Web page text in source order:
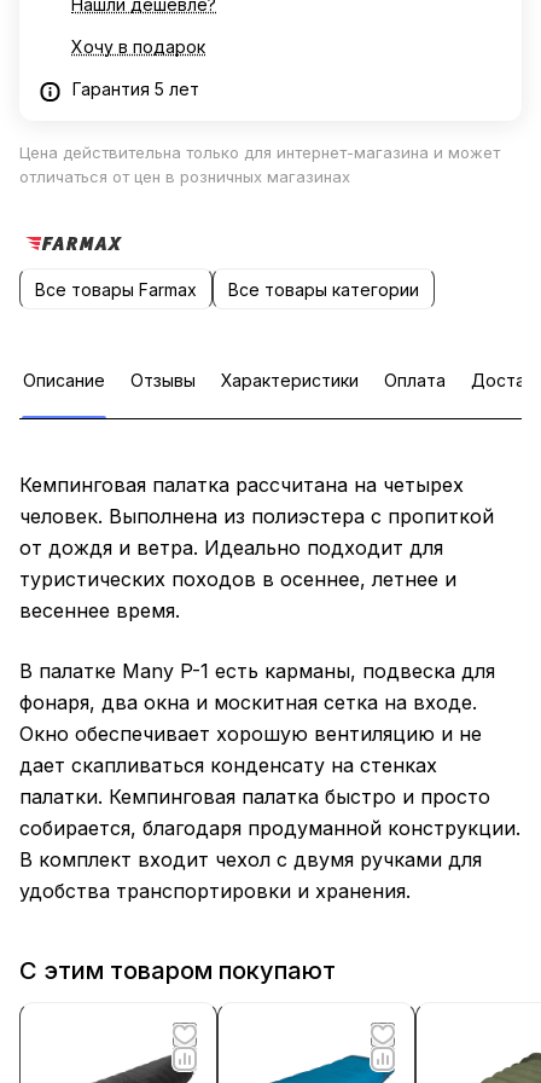
Нашли дешевле?
Хочу в подарок
Гарантия 5 лет
Цена действительна только для интернет-магазина и может
отличаться от цен в розничных магазинах
Все товары Farmax Все товары категории
Описание Отзывы Характеристики Оплата
Кемпинговая палатка рассчитана на четырех
человек. Выполнена из полиэстера с пропиткой
от дождя и ветра. Идеально подходит для
туристических походов в осеннее, летнее и
весеннее время.
В палатке Many P-1 есть карманы, подвеска для
фонаря, два окна и москитная сетка на входе.
Окно обеспечивает хорошую вентиляцию и не
дает скапливаться конденсату на стенках
палатки. Кемпинговая палатка быстро и просто
собирается, благодаря продуманной конструкции.
В комплект входит чехол с двумя ручками для
удобства транспортировки и хранения.
С этим товаром покупают